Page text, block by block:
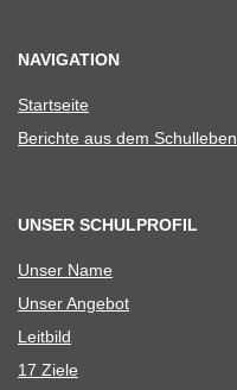
NAVIGATION
Start­seite
Berichte aus dem Schulleben
UNSER SCHULPROFIL
Unser Name
Unser Ange­bot
Leit­bild
17 Ziele